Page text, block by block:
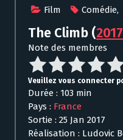
Film Comédie,
The Climb (2017
Note des membres
Veuillez vous connecter
Durée : 103 min
Pays : France
Sortie : 25 Jan 2017
Réalisation : Ludovic